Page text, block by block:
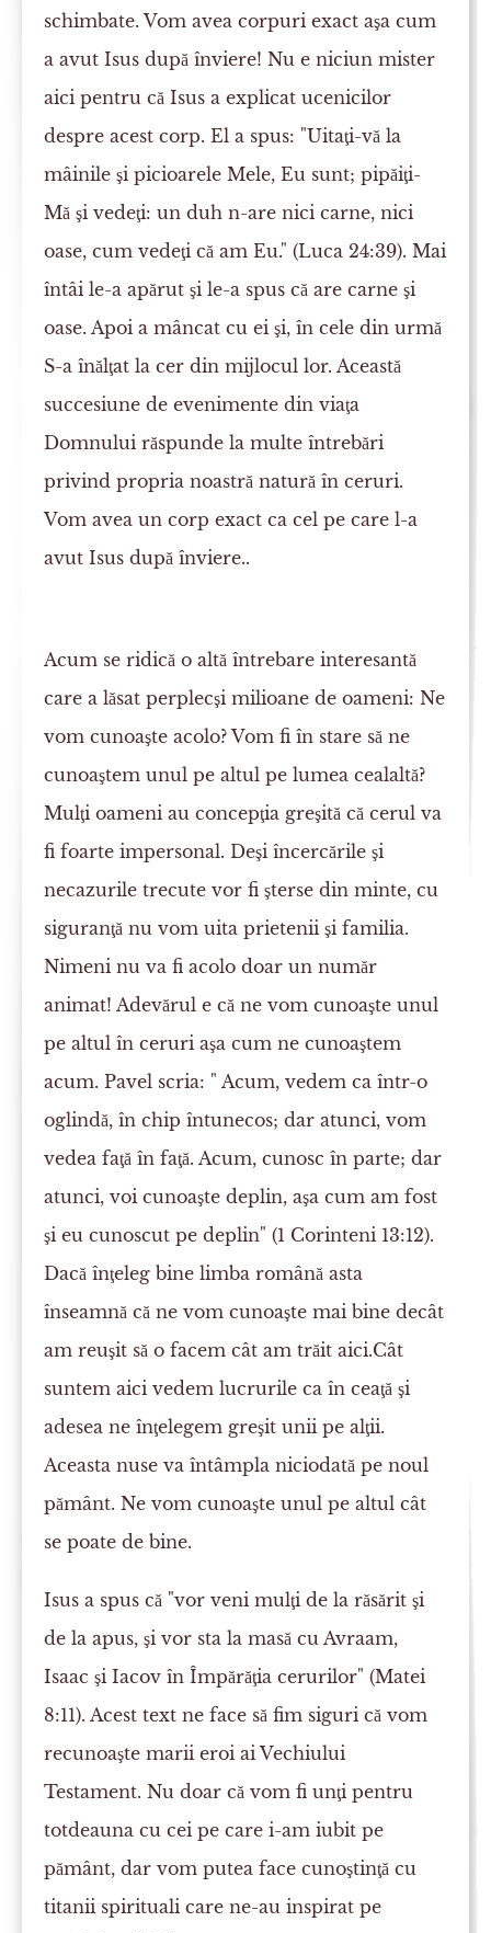
schimbate. Vom avea corpuri exact aşa cum
a avut Isus după înviere! Nu e niciun mister
aici pentru că Isus a explicat ucenicilor
despre acest corp. El a spus: "Uitaţi-vă la
mâinile şi picioarele Mele, Eu sunt; pipăiţi-
Mă şi vedeţi: un duh n-are nici carne, nici
oase, cum vedeţi că am Eu." (Luca 24:39). Mai
întâi le-a apărut şi le-a spus că are carne şi
oase. Apoi a mâncat cu ei şi, în cele din urmă
S-a înălţat la cer din mijlocul lor. Această
succesiune de evenimente din viaţa
Domnului răspunde la multe întrebări
privind propria noastră natură în ceruri.
Vom avea un corp exact ca cel pe care l-a
avut Isus după înviere..
Acum se ridică o altă întrebare interesantă
care a lăsat perplecşi milioane de oameni: Ne
vom cunoaşte acolo? Vom fi în stare să ne
cunoaştem unul pe altul pe lumea cealaltă?
Mulţi oameni au concepţia greşită că cerul va
fi foarte impersonal. Deşi încercările şi
necazurile trecute vor fi şterse din minte, cu
siguranţă nu vom uita prietenii şi familia.
Nimeni nu va fi acolo doar un număr
animat! Adevărul e că ne vom cunoaşte unul
pe altul în ceruri aşa cum ne cunoaştem
acum. Pavel scria: " Acum, vedem ca într-o
oglindă, în chip întunecos; dar atunci, vom
vedea faţă în faţă. Acum, cunosc în parte; dar
atunci, voi cunoaşte deplin, aşa cum am fost
şi eu cunoscut pe deplin" (1 Corinteni 13:12).
Dacă înţeleg bine limba română asta
înseamnă că ne vom cunoaşte mai bine decât
am reuşit să o facem cât am trăit aici.Cât
suntem aici vedem lucrurile ca în ceaţă şi
adesea ne înţelegem greşit unii pe alţii.
Aceasta nuse va întâmpla niciodată pe noul
pământ. Ne vom cunoaşte unul pe altul cât
se poate de bine.
Isus a spus că "vor veni mulţi de la răsărit şi
de la apus, şi vor sta la masă cu Avraam,
Isaac şi Iacov în Împărăţia cerurilor" (Matei
8:11). Acest text ne face să fim siguri că vom
recunoaşte marii eroi ai Vechiului
Testament. Nu doar că vom fi unţi pentru
totdeauna cu cei pe care i-am iubit pe
pământ, dar vom putea face cunoştinţă cu
titanii spirituali care ne-au inspirat pe